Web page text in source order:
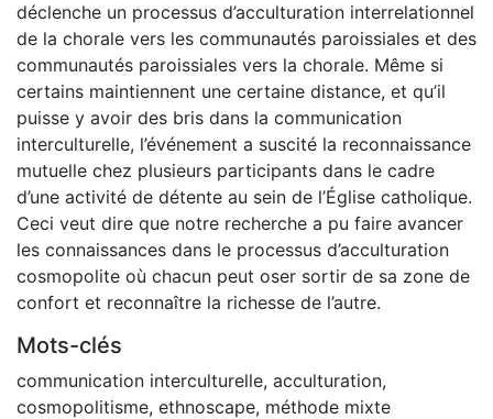
déclenche un processus d’acculturation interrelationnel
de la chorale vers les communautés paroissiales et des
communautés paroissiales vers la chorale. Même si
certains maintiennent une certaine distance, et qu’il
puisse y avoir des bris dans la communication
interculturelle, l’événement a suscité la reconnaissance
mutuelle chez plusieurs participants dans le cadre
d’une activité de détente au sein de l’Église catholique.
Ceci veut dire que notre recherche a pu faire avancer
les connaissances dans le processus d’acculturation
cosmopolite où chacun peut oser sortir de sa zone de
confort et reconnaître la richesse de l’autre.
Mots-clés
communication interculturelle, acculturation,
cosmopolitisme, ethnoscape, méthode mixte